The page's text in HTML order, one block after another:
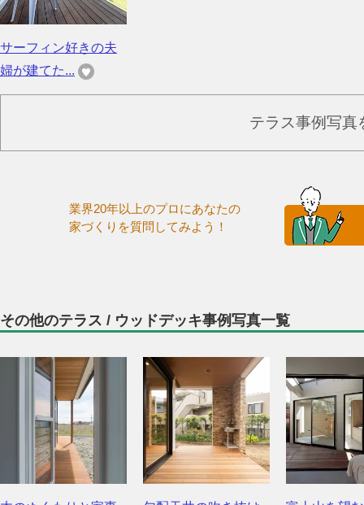
サーフィン好きの夫
婦が建てた...
テラス事例写真
業界20年以上のプロにあなたの
家づくりを質問してみよう！
その他のテラス / ウッドデッキ事例写真一覧